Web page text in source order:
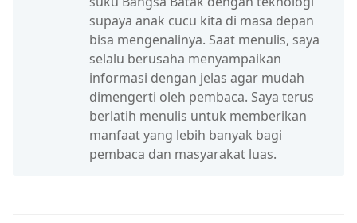
supaya anak cucu kita di masa depan
bisa mengenalinya. Saat menulis, saya
selalu berusaha menyampaikan
informasi dengan jelas agar mudah
dimengerti oleh pembaca. Saya terus
berlatih menulis untuk memberikan
manfaat yang lebih banyak bagi
pembaca dan masyarakat luas.